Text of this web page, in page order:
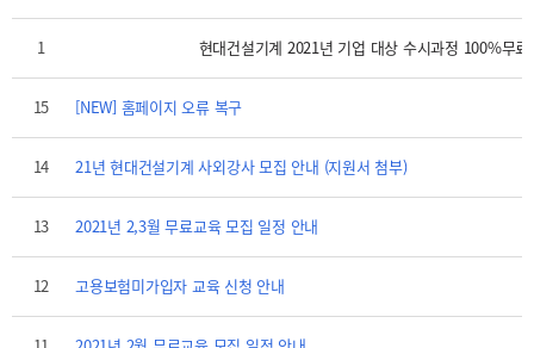
1 현대건설기계 2021년 기업 대상 수시과정 100%무
15 [NEW] 홈페이지 오류 복구
14 21년 현대건설기계 사외강사 모집 안내 (지원서 첨부)
13 2021년 2,3월 무료교육 모집 일정 안내
12 고용보험미가입자 교육 신청 안내